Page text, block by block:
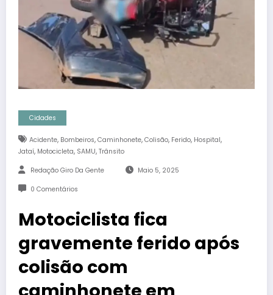
Cidades
Acidente, Bombeiros, Caminhonete, Colisão, Ferido, Hospital,
Jataí, Motocicleta, SAMU, Trânsito
Redação Giro Da Gente Maio 5, 2025
0 Comentários
Motociclista fica
gravemente ferido após
colisão com